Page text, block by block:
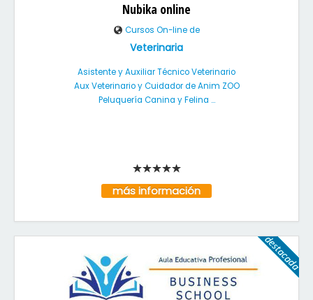
Nubika online
Cursos On-line de
Veterinaria
Asistente y Auxiliar Técnico Veterinario
Aux Veterinario y Cuidador de Anim ZOO
Peluquería Canina y Felina ...
más información